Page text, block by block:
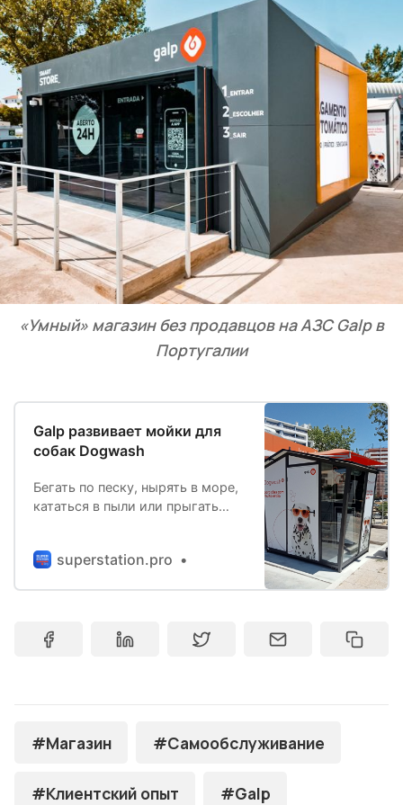
«Умный» магазин без продавцов на АЗС Galp в
Португалии
Galp развивает мойки для
собак Dogwash
Бегать по песку, нырять в море,
кататься в пыли или прыгать
после стольких приключений,
четвероногого друга еще
superstation.pro
#Магазин #Самообслуживание
#Клиентский опыт #Galp